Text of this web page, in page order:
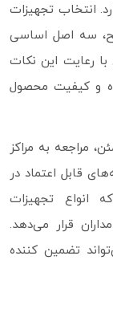
انتخاب تجهیزات
سه اصل اساسی
رعایت این نکات
و کیفیت محصول
مراجعه به مراکز
قابل اعتماد در
انواع تجهیزات
قرار می‌دهد.
تضمین‌ کننده